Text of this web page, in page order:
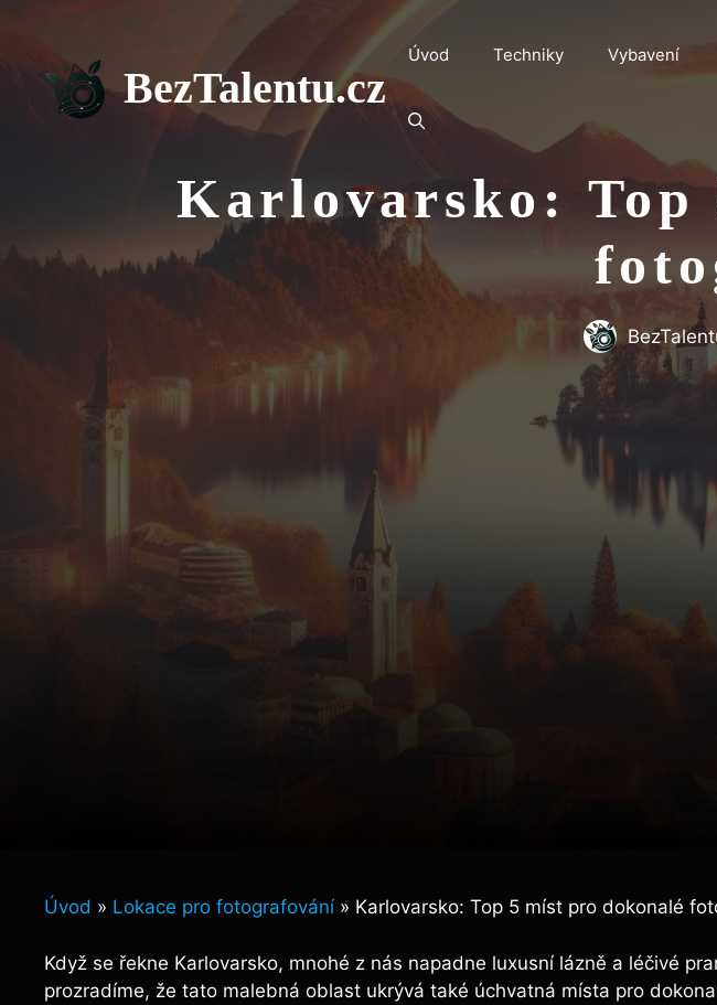
obsah
BezTalentu.cz
Úvod Techniky Vybavení
Karlovarsko: Top
Úvod » Lokace pro fotografování » Karlovarsko: Top 5 míst pro dokonalé
Když se řekne Karlovarsko, mnohé z nás napadne luxusní lázně a léčivé
prozradíme, že tato malebná oblast ukrývá také úchvatná místa pro